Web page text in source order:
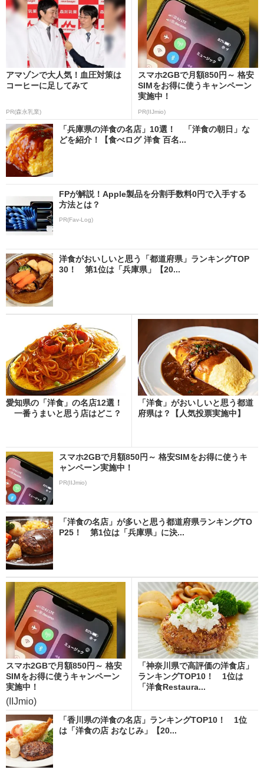
アマゾンで大人気！血圧対策は
コーヒーに足してみて
PR(森永乳業)
スマホ2GBで月額850円～ 格安
SIMをお得に使うキャンペーン
実施中！
PR(IIJmio)
「兵庫県の洋食の名店」10選！ 「洋食の朝日」な
どを紹介！【食べログ 洋食 百名...
FPが解説！Apple製品を分割手数料0円で入手する
方法とは？
PR(Fav-Log)
洋食がおいしいと思う「都道府県」ランキングTOP
30！ 第1位は「兵庫県」【20...
愛知県の「洋食」の名店12選！
一番うまいと思う店はどこ？
「洋食」がおいしいと思う都道
府県は？【人気投票実施中】
スマホ2GBで月額850円～ 格安SIMをお得に使うキ
ャンペーン実施中！
PR(IIJmio)
「洋食の名店」が多いと思う都道府県ランキングTO
P25！ 第1位は「兵庫県」に決...
スマホ2GBで月額850円～ 格安
SIMをお得に使うキャンペーン
実施中！
(IIJmio)
「神奈川県で高評価の洋食店」
ランキングTOP10！ 1位は
「洋食Restaura...
「香川県の洋食の名店」ランキングTOP10！ 1位
は「洋食の店 おなじみ」【20...